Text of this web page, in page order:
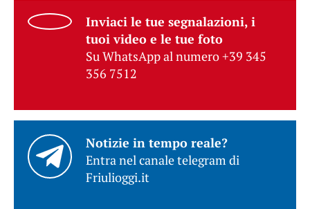
Inviaci le tue segnalazioni, i
tuoi video e le tue foto
Su WhatsApp al numero +39 345
356 7512
Notizie in tempo reale?
Entra nel canale telegram di
Friulioggi.it